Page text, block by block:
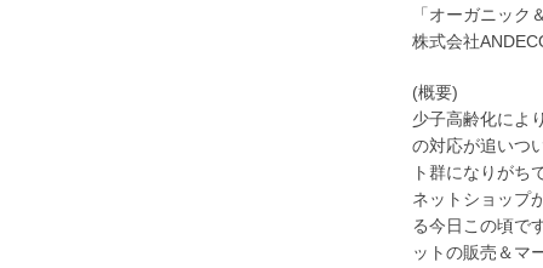
「オーガニッ
株式会社
(概要)
少子高齢化によ
の対応が追いつ
ト群になりがち
ネットショップ
る今日この頃で
ットの販売＆マ